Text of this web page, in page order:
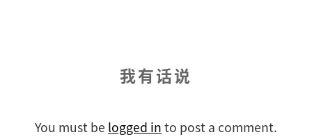
我有话说
You must be logged in to post a comment.